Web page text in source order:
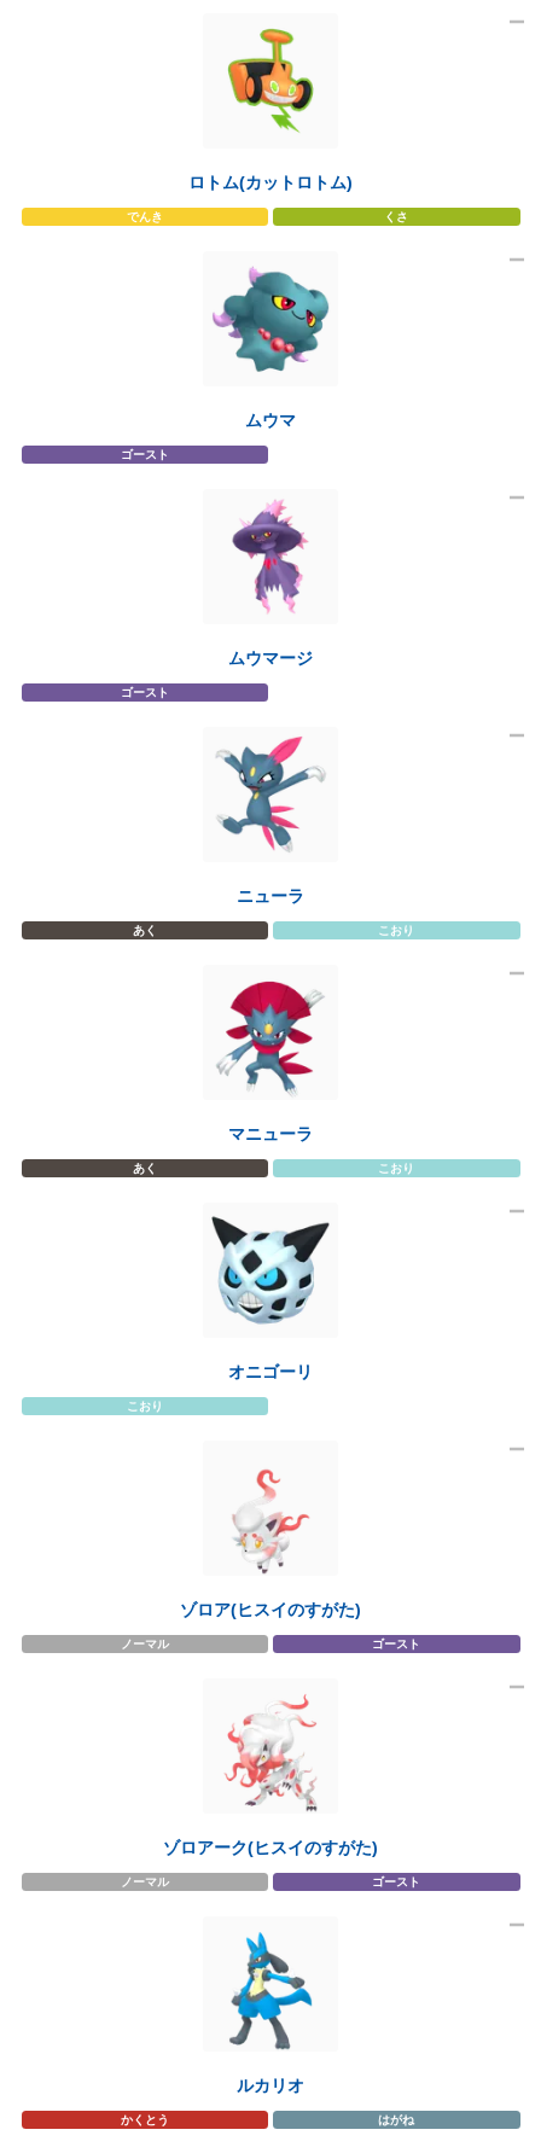
ロトム(カットロトム)
でんき くさ
ムウマ
ゴースト
ムウマージ
ゴースト
ニューラ
あく こおり
マニューラ
あく こおり
オニゴーリ
こおり
ゾロア(ヒスイのすがた)
ノーマル ゴースト
ゾロアーク(ヒスイのすがた)
ノーマル ゴースト
ルカリオ
かくとう はがね